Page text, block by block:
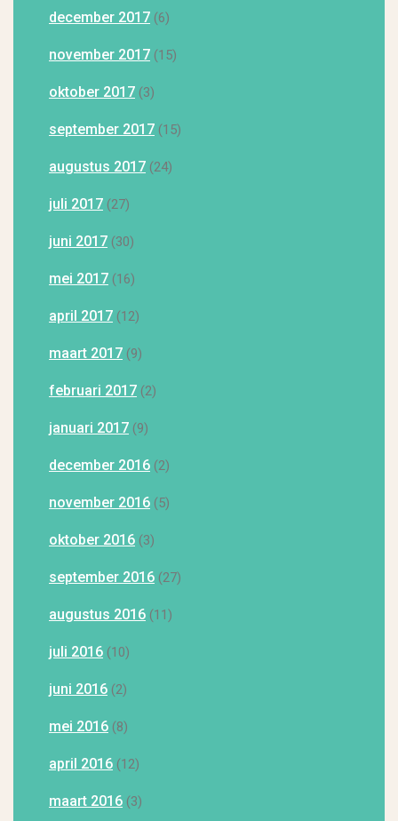
december 2017 (6)
november 2017 (15)
oktober 2017 (3)
september 2017 (15)
augustus 2017 (24)
juli 2017 (27)
juni 2017 (30)
mei 2017 (16)
april 2017 (12)
maart 2017 (9)
februari 2017 (2)
januari 2017 (9)
december 2016 (2)
november 2016 (5)
oktober 2016 (3)
september 2016 (27)
augustus 2016 (11)
juli 2016 (10)
juni 2016 (2)
mei 2016 (8)
april 2016 (12)
maart 2016 (3)